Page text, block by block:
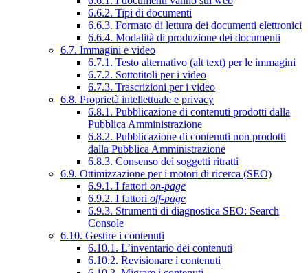
6.6.2. Tipi di documenti
6.6.3. Formato di lettura dei documenti elettronici
6.6.4. Modalità di produzione dei documenti
6.7. Immagini e video
6.7.1. Testo alternativo (alt text) per le immagini
6.7.2. Sottotitoli per i video
6.7.3. Trascrizioni per i video
6.8. Proprietà intellettuale e privacy
6.8.1. Pubblicazione di contenuti prodotti dalla
Pubblica Amministrazione
6.8.2. Pubblicazione di contenuti non prodotti
dalla Pubblica Amministrazione
6.8.3. Consenso dei soggetti ritratti
6.9. Ottimizzazione per i motori di ricerca (SEO)
6.9.1. I fattori on-page
6.9.2. I fattori off-page
6.9.3. Strumenti di diagnostica SEO: Search
Console
6.10. Gestire i contenuti
6.10.1. L’inventario dei contenuti
6.10.2. Revisionare i contenuti